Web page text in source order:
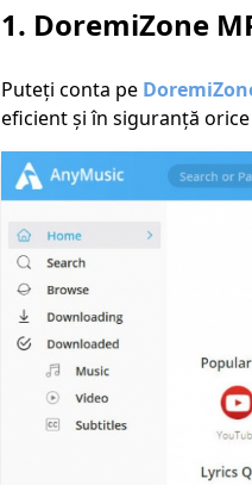
1. DoremiZone
Puteți conta pe
eficient și în siguranță